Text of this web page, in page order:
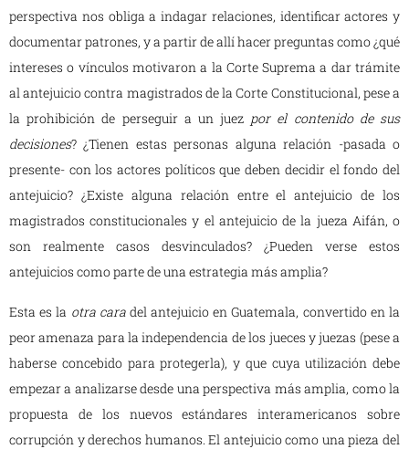
perspectiva nos obliga a indagar relaciones, identificar actores y
documentar patrones, y a partir de allí hacer preguntas como ¿qué
intereses o vínculos motivaron a la Corte Suprema a dar trámite
al antejuicio contra magistrados de la Corte Constitucional, pese a
la prohibición de perseguir a un juez por el contenido de sus
decisiones? ¿Tienen estas personas alguna relación -pasada o
presente- con los actores políticos que deben decidir el fondo del
antejuicio? ¿Existe alguna relación entre el antejuicio de los
magistrados constitucionales y el antejuicio de la jueza Aifán, o
son realmente casos desvinculados? ¿Pueden verse estos
antejuicios como parte de una estrategia más amplia?
Esta es la otra caradel antejuicio en Guatemala, convertido en la
peor amenaza para la independencia de los jueces y juezas (pese a
haberse concebido para protegerla), y que cuya utilización debe
empezar a analizarse desde una perspectiva más amplia, como la
propuesta de los nuevos estándares interamericanos sobre
corrupción y derechos humanos. El antejuicio como una pieza del